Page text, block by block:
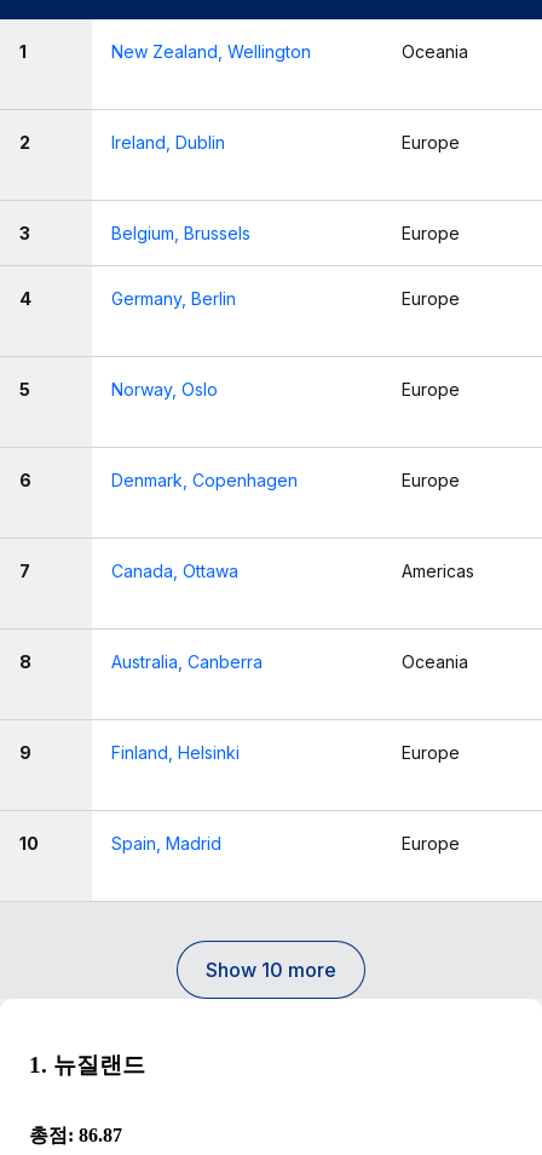
1 New Zealand, Wellington Oceania
2 Ireland, Dublin Europe
3 Belgium, Brussels Europe
4 Germany, Berlin Europe
5 Norway, Oslo Europe
6 Denmark, Copenhagen Europe
7 Canada, Ottawa Americas
8 Australia, Canberra Oceania
9 Finland, Helsinki Europe
10 Spain, Madrid Europe
Show 10 more
1. 뉴질랜드
총점: 86.87